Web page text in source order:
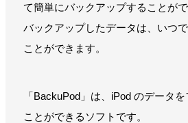
て簡単にバックアップすることがで
バックアップしたデータは、いつ
ことができます。
「BackuPod」は、iPod のデータ
ことができるソフトです。